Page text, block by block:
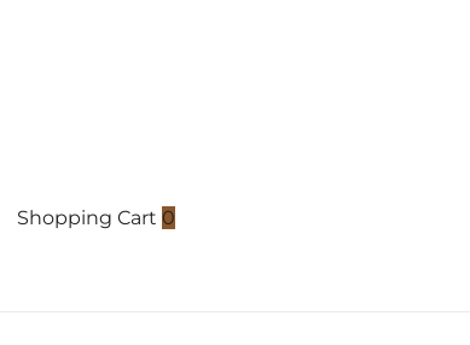
Shopping Cart 0